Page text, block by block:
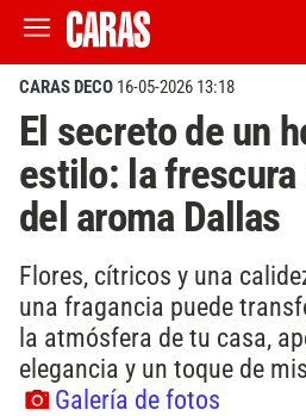
CARAS DECO 16-05-2026 13:18
El secreto de un
estilo: la
del aroma Dallas
Flores, cítricos y una
una fragancia puede
la atmósfera de tu casa,
elegancia y un toque de
Galería de fotos